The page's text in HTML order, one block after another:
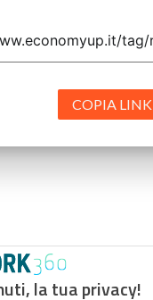
la tua privacy!
COPIA LINK